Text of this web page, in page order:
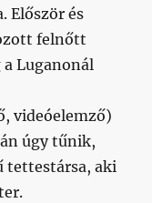
Először és
felnőtt
a Luganonál
videóelemző)
úgy tűnik,
tettestársa, aki